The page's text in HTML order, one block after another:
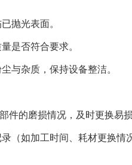
抛光表面。
是否符合要求。
与杂质，保持设备整洁。
的磨损情况，及时更换易损
（如加工时间、耗材更换情